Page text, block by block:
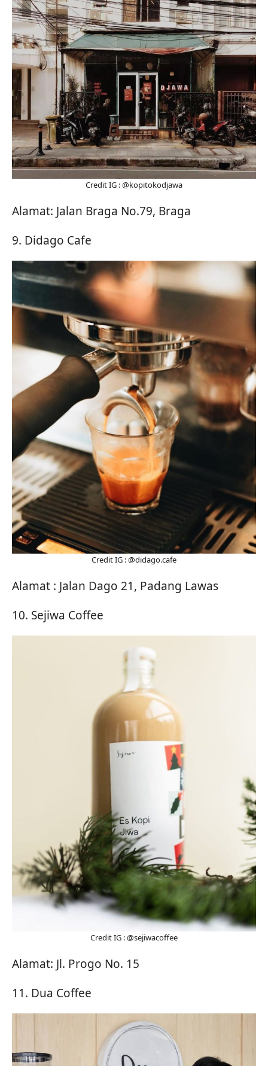
Credit IG : @kopitokodjawa
Alamat: Jalan Braga No.79, Braga
9. Didago Cafe
Credit IG : @didago.cafe
Alamat : Jalan Dago 21, Padang Lawas
10. Sejiwa Coffee
Credit IG : @sejiwacoffee
Alamat: Jl. Progo No. 15
11. Dua Coffee